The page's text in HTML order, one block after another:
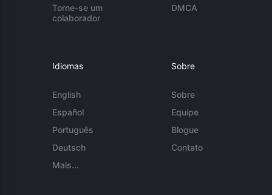
Torne-se um
colaborador
DMCA
Idiomas
English
Español
Português
Deutsch
Mais...
Sobre
Sobre
Equipe
Blogue
Contato